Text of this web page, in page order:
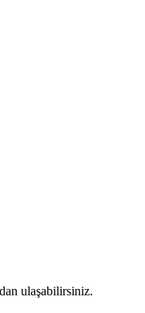
ulaşabilirsiniz.